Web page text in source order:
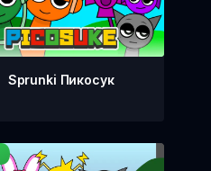
Sprunki Пикосук